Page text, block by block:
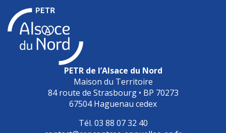
PETR de l’Alsace du Nord
Maison du Territoire
84 route de Strasbourg • BP 70273
67504 Haguenau cedex
Tél. 03 88 07 32 40